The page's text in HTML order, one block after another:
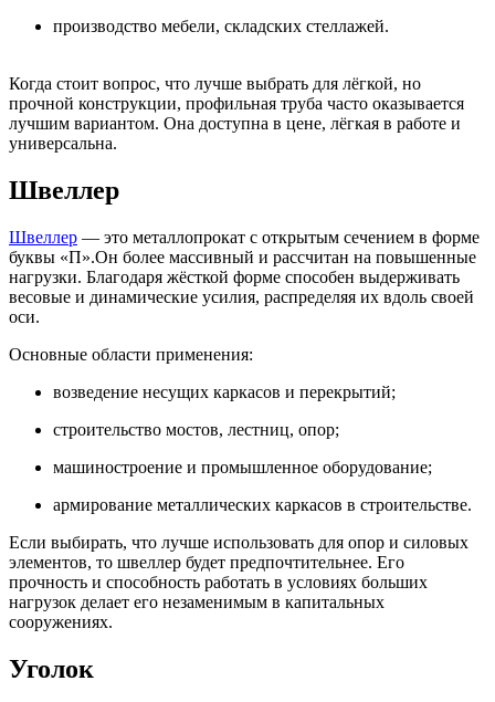
производство мебели, складских стеллажей.
Когда стоит вопрос, что лучше выбрать для лёгкой, но
прочной конструкции, профильная труба часто оказывается
лучшим вариантом. Она доступна в цене, лёгкая в работе и
универсальна.
Швеллер
Швеллер — это металлопрокат с открытым сечением в форме
буквы «П».Он более массивный и рассчитан на повышенные
нагрузки. Благодаря жёсткой форме способен выдерживать
весовые и динамические усилия, распределяя их вдоль своей
оси.
Основные области применения:
возведение несущих каркасов и перекрытий;
строительство мостов, лестниц, опор;
машиностроение и промышленное оборудование;
армирование металлических каркасов в строительстве.
Если выбирать, что лучше использовать для опор и силовых
элементов, то швеллер будет предпочтительнее. Его
прочность и способность работать в условиях больших
нагрузок делает его незаменимым в капитальных
сооружениях.
Уголок